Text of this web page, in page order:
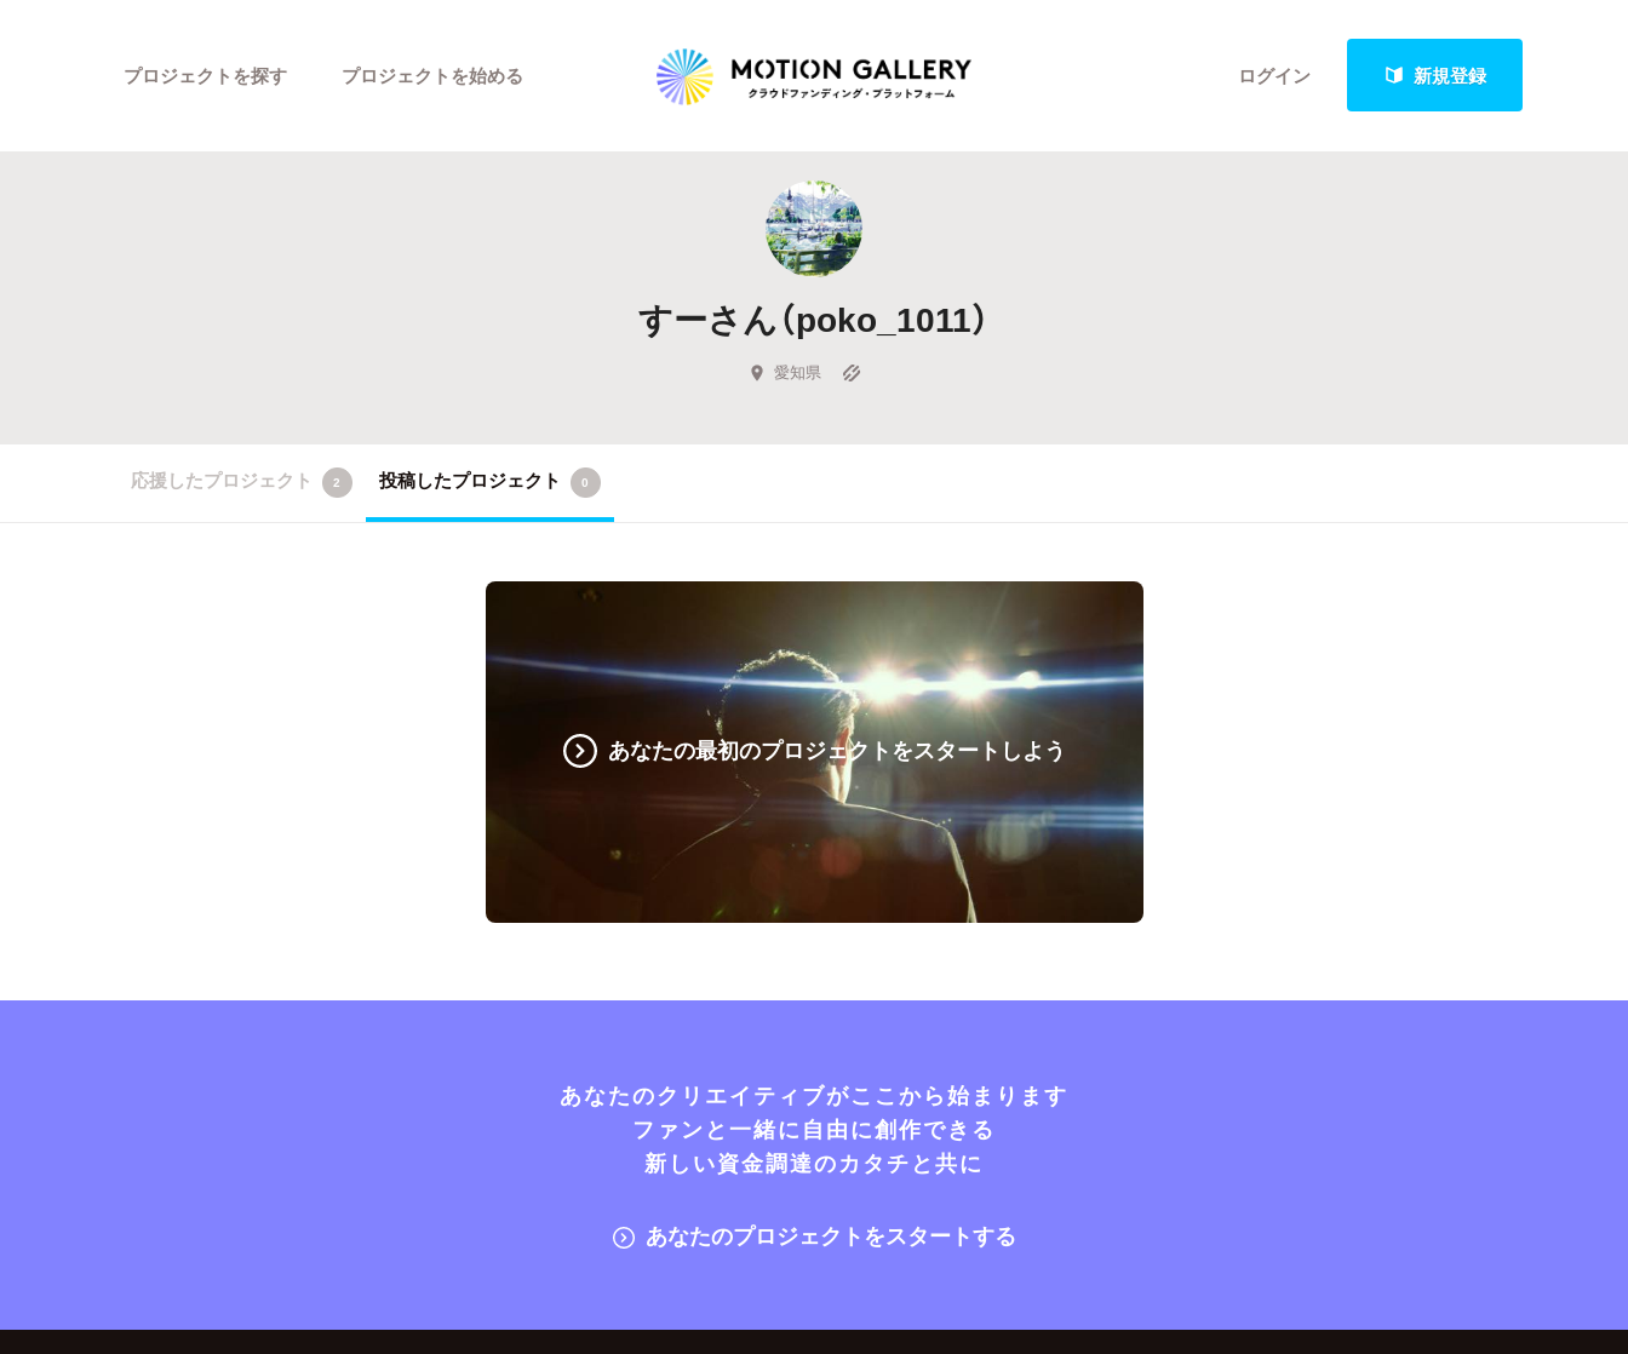
ログイン 新規登録
プロジェクトを探す
Highlight
新着プロジェクト
Feature
キュレーターから探す
プロジェクトを始める
すーさん（poko_1011）
愛知県
応援したプロジェクト 2 投稿したプロジェクト 0
あなたの最初のプロジェクトをスタートしよう
あなたのクリエイティブがここから始まります
ファンと一緒に自由に創作できる
新しい資金調達のカタチと共に
あなたのプロジェクトをスタートする